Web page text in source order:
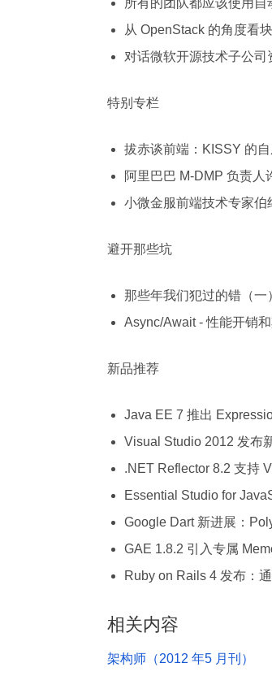
所有的团队都应该使用自
从 OpenStack 的角度看
对话微软开源技术子公
特别专栏
拔赤谈前端：KISSY 的
阿里巴巴 M-DMP 负责
小微金服前端技术专家
避开那些坑
那些年我们犯过的错（
Async/Await - 性能开销
新品推荐
Java EE 7 推出
Visual Studio 2012 发布
.NET Reflector 8.2 支持
Essential Studio for
Google Dart 新进展：
GAE 1.8.2 引入专属
Ruby on Rails 4 发布：
相关内容
架构师（2012 年5 月刊）